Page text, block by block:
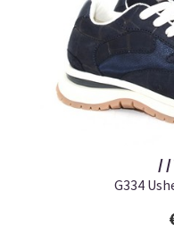
//
G334